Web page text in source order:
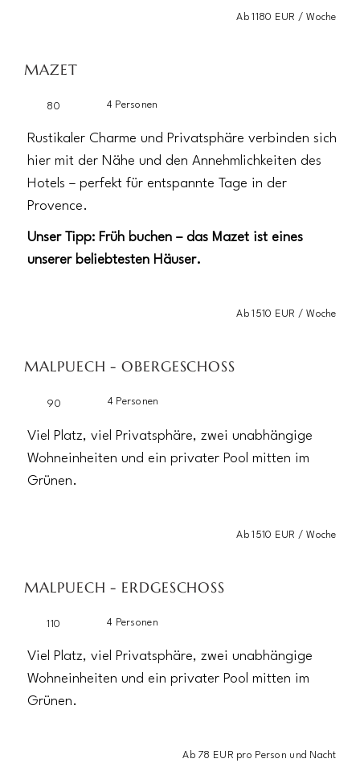
Ab 1180 EUR / Woche
MAZET
80 4 Personen
Rustikaler Charme und Privatsphäre verbinden sich
hier mit der Nähe und den Annehmlichkeiten des
Hotels – perfekt für entspannte Tage in der
Provence.
Unser Tipp: Früh buchen – das Mazet ist eines
unserer beliebtesten Häuser.
Ab 1510 EUR / Woche
MALPUECH - OBERGESCHOSS
90 4 Personen
Viel Platz, viel Privatsphäre, zwei unabhängige
Wohneinheiten und ein privater Pool mitten im
Grünen.
Ab 1510 EUR / Woche
MALPUECH - ERDGESCHOSS
110 4 Personen
Viel Platz, viel Privatsphäre, zwei unabhängige
Wohneinheiten und ein privater Pool mitten im
Grünen.
Ab 78 EUR pro Person und Nacht